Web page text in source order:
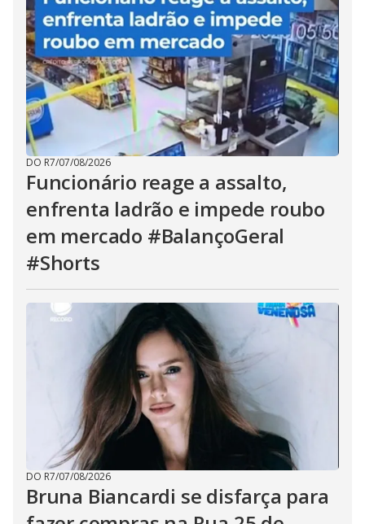
DO R7/07/08/2026
Funcionário reage a assalto,
enfrenta ladrão e impede roubo
em mercado #BalançoGeral
#Shorts
DO R7/07/08/2026
Bruna Biancardi se disfarça para